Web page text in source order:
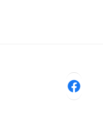
Facebook